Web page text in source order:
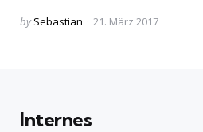
Posted
by Sebastian 21. März 2017
Internes